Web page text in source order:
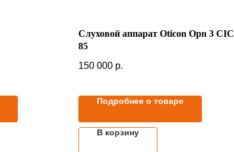
Слуховой аппарат Oticon Opn 3 CIC
85
150 000 р.
Подробнее о товаре
В корзину